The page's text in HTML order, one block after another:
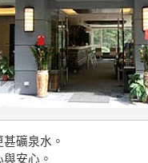
礦泉水。
安心。